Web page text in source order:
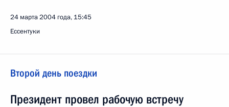
24 марта 2004 года, 15:45
Ессентуки
Второй день поездки
Президент провел рабочую встречу